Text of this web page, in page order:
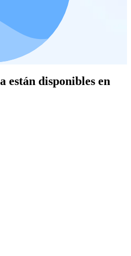
están disponibles en